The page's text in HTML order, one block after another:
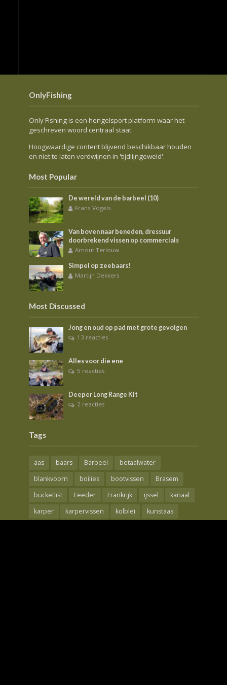
OnlyFishing
Only Fishing is een hengelsport platform waar het
geschreven woord centraal staat.
Hoogwaardige content blijvend beschikbaar houden
en niet te laten verdwijnen in 'tijdlijngeweld'.
Most Popular
De wereld van de barbeel (10)
Frans Vogels
Van boven naar beneden, dressuur
doorbrekend vissen op commercials
Arnout Terlouw
Simpel op zeebaars!
Martijn Dekkers
Most Discussed
Jong en oud op pad met grote gevolgen
13 reacties
Alles voor die ene
5 reacties
Deeper Long Range Kit
2 reacties
Tags
aas baars Barbeel
betaalwater
blankvoorn
boilies bootvissen
Brasem
bucketlist
Feeder Frankrijk ijssel
kanaal
karper
karpervissen kolblei
kunstaas